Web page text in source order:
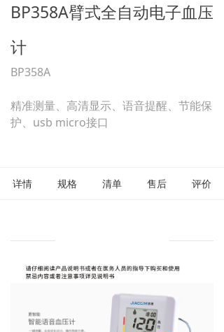
BP358A臂式全自动电子血压
计
BP358A
精准测量、高清显示、语音提醒、节能保
护、usb micro接口
详情 规格 清单 售后 评价